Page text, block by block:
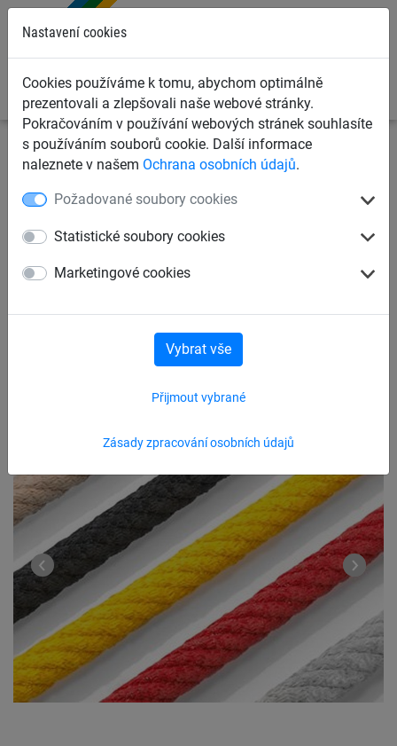
Nastavení cookies
Cookies používáme k tomu, abychom optimálně
prezentovali a zlepšovali naše webové stránky.
Pokračováním v používání webových stránek souhlasíte
s používáním souborů cookie. Další informace
naleznete v našem Ochrana osobních údajů.
Požadované soubory cookies
Statistické soubory cookies
Marketingové cookies
Zásady zpracování osobních údajů
Přijmout vybrané
Vybrat vše
Dětská lanová hřiště Šplhací lanové sítě
Šplhací sítě Herkules Ø 16
mm, oka 30 cm